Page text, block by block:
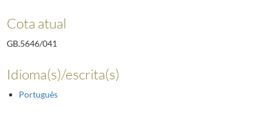
Cota atual
GB.5646/041
Idioma(s)/escrita(s)
Português